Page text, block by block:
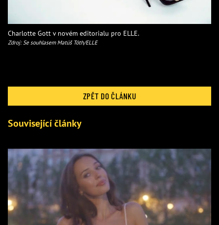
Charlotte Gott v novém editorialu pro ELLE.
Zdroj: Se souhlasem Matúš Tóth/ELLE
ZPĚT DO ČLÁNKU
Související články